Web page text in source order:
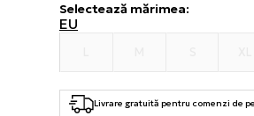
Selectează mărimea:
EU
Livrare gratuită pentru comenzi de